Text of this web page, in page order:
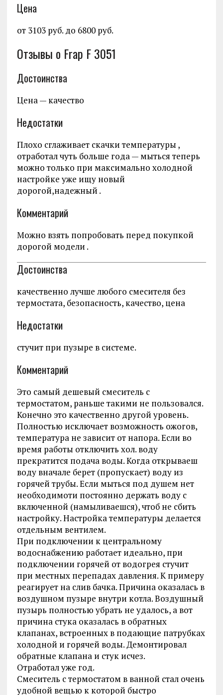
Цена
от 3103 руб. до 6800 руб.
Отзывы о Frap F 3051
Достоинства
Цена — качество
Недостатки
Плохо сглаживает скачки температуры ,
отработал чуть больше года — мыться теперь
можно только при максимально холодной
настройке уже ищу новый
дорогой,надежный .
Комментарий
Можно взять попробовать перед покупкой
дорогой модели .
Достоинства
качественно лучше любого смесителя без
термостата, безопасность, качество, цена
Недостатки
стучит при пузыре в системе.
Комментарий
Это самый дешевый смеситель с
термостатом, раньше такими не пользовался.
Конечно это качественно другой уровень.
Полностью исключает возможность ожогов,
температура не зависит от напора. Если во
время работы отключить хол. воду
прекратится подача воды. Когда открываеш
воду вначале берет (пропускает) воду из
горячей трубы. Если мыться под душем нет
необходимоти постоянно держать воду с
включенной (намыливаешся), чтоб не сбить
настройку. Настройка температуры делается
отдельным вентилем.
При подключении к центральному
водоснабжению работает идеально, при
подключении горячей от водогрея стучит
при местных перепадах давления. К примеру
реагирует на слив бачка. Причина оказалась в
воздушном пузыре внутри котла. Воздушный
пузырь полностью убрать не удалось, а вот
причина стука оказалась в обратных
клапанах, встроенных в подающие патрубках
холодной и горячей воды. Демонтировал
обратные клапана и стук исчез.
Отработал уже год.
Смеситель с термостатом в ванной стал очень
удобной вещью к которой быстро